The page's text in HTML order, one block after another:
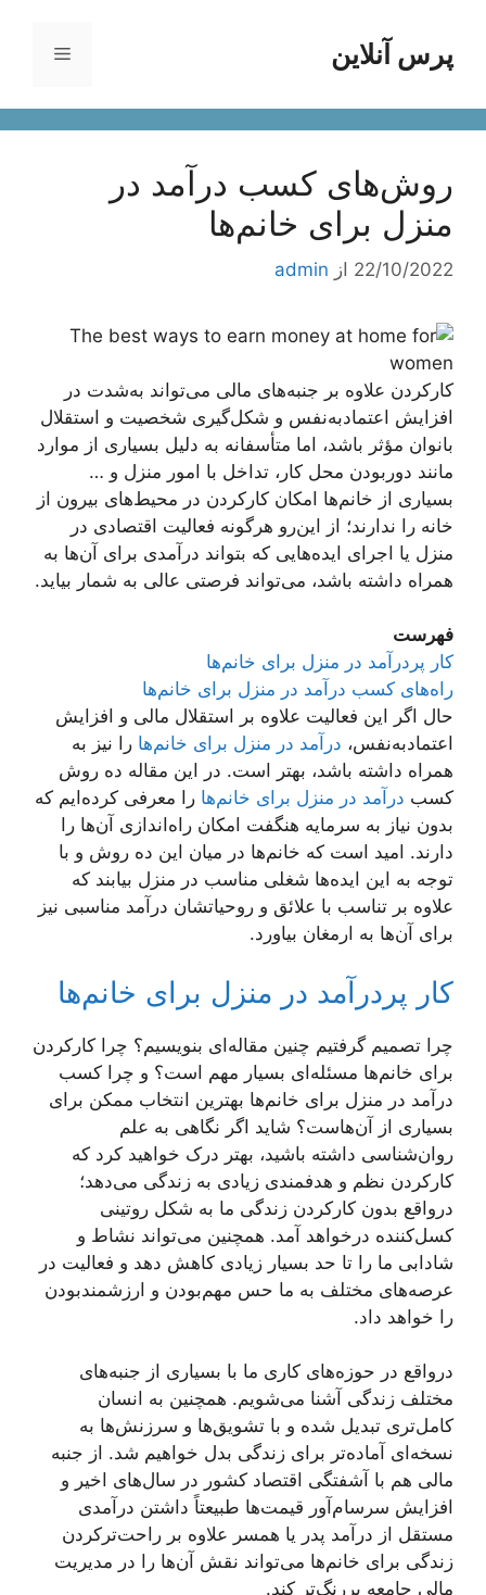
محتواپرس آنلاین فهرست
روش‌های کسب درآمد در
منزل برای خانم‌ها
22/10/2022 از admin
کارکردن علاوه‌ بر جنبه‌های مالی می‌تواند به‌شدت در
افزایش اعتمادبه‌نفس و شکل‌گیری شخصیت و استقلال
بانوان مؤثر باشد، اما متأسفانه به دلیل بسیاری از موارد
مانند دوربودن محل کار، تداخل با امور منزل و …
بسیاری از خانم‌ها امکان کارکردن در محیط‌های بیرون از
خانه را ندارند؛ از این‌رو هرگونه فعالیت اقتصادی در
منزل یا اجرای ایده‌هایی که بتواند درآمدی برای آن‌ها به
همراه داشته باشد، می‌تواند فرصتی عالی به شمار بیاید.
فهرست
کار پردرآمد در منزل برای خانم‌ها
راه‌های کسب درآمد در منزل برای خانم‌ها
حال اگر این فعالیت علاوه‌ بر استقلال مالی و افزایش
اعتمادبه‌نفس، درآمد در منزل برای خانم‌ها را نیز به
همراه داشته باشد، بهتر است. در این مقاله ده روش
کسب درآمد در منزل برای خانم‌ها را معرفی کرده‌‌ایم که
بدون نیاز به سرمایه هنگفت امکان راه‌اندازی آن‌ها را
دارند. امید است که خانم‌ها در میان این ده روش و با
توجه به این ایده‌ها شغلی مناسب در منزل بیابند که
علاوه ‌بر تناسب با علائق و روحیاتشان درآمد مناسبی نیز
برای آن‌ها به ارمغان بیاورد.
کار پردرآمد در منزل برای خانم‌ها
چرا تصمیم گرفتیم چنین مقاله‌ای بنویسیم؟ چرا کارکردن
برای خانم‌ها مسئله‌ای بسیار مهم است؟ و چرا کسب
درآمد در منزل برای خانم‌ها بهترین انتخاب ممکن برای
بسیاری از آن‌هاست؟ شاید اگر نگاهی به علم
روان‌شناسی داشته باشید، بهتر درک خواهید کرد که
کارکردن نظم و هدفمندی زیادی به زندگی می‌دهد؛
درواقع بدون کارکردن زندگی ما به شکل روتینی
کسل‌کننده درخواهد آمد. همچنین می‌تواند نشاط و
شادابی ما را تا حد بسیار زیادی کاهش دهد و فعالیت در
عرصه‌های مختلف به ما حس مهم‌بودن و ارزشمندبودن
را خواهد داد.
درواقع در حوزه‌های کاری ما با بسیاری از جنبه‌های
مختلف زندگی آشنا می‌شویم. همچنین به انسان
کامل‌تری تبدیل شده و با تشویق‌ها و سرزنش‌ها به
نسخه‌ای آماده‌تر برای زندگی بدل خواهیم شد. از جنبه
مالی هم با آشفتگی اقتصاد کشور در سال‌های اخیر و
افزایش سرسام‌آور قیمت‌ها طبیعتاً داشتن درآمدی
مستقل از درآمد پدر یا همسر علاوه ‌بر راحت‌ترکردن
زندگی برای خانم‌ها می‌تواند نقش آن‌ها را در مدیریت
مالی جامعه پررنگ‌تر کند.